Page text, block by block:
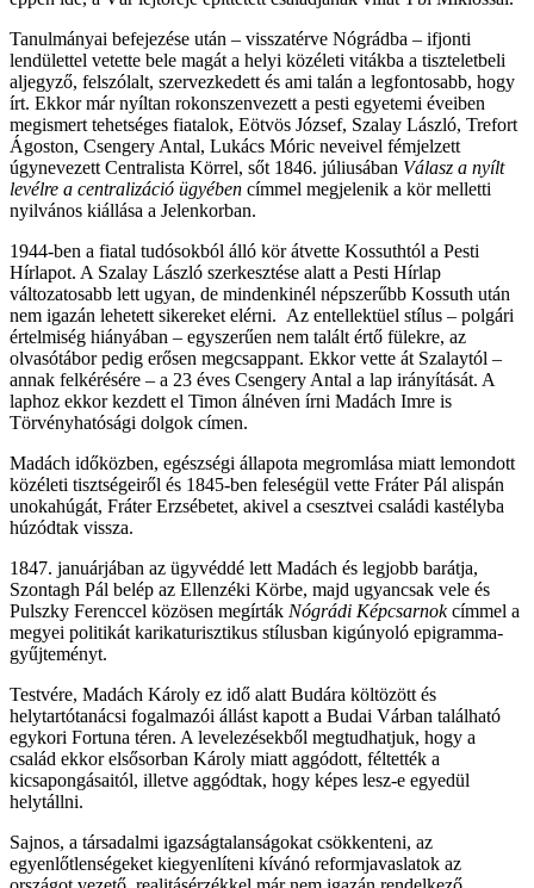
Tanulmányai befejezése után – visszatérve Nógrádba – ifjonti
lendülettel vetette bele magát a helyi közéleti vitákba a tiszteletbeli
aljegyző, felszólalt, szervezkedett és ami talán a legfontosabb, hogy
írt. Ekkor már nyíltan rokonszenvezett a pesti egyetemi éveiben
megismert tehetséges fiatalok, Eötvös József, Szalay László, Trefort
Ágoston, Csengery Antal, Lukács Móric neveivel fémjelzett
úgynevezett Centralista Körrel, sőt 1846. júliusában Válasz a nyílt
levélre a centralizáció ügyében címmel megjelenik a kör melletti
nyilvános kiállása a Jelenkorban.
1944-ben a fiatal tudósokból álló kör átvette Kossuthtól a Pesti
Hírlapot. A Szalay László szerkesztése alatt a Pesti Hírlap
változatosabb lett ugyan, de mindenkinél népszerűbb Kossuth után
nem igazán lehetett sikereket elérni. Az entellektüel stílus – polgári
értelmiség hiányában – egyszerűen nem talált értő fülekre, az
olvasótábor pedig erősen megcsappant. Ekkor vette át Szalaytól –
annak felkérésére – a 23 éves Csengery Antal a lap irányítását. A
laphoz ekkor kezdett el Timon álnéven írni Madách Imre is
Törvényhatósági dolgok címen.
Madách időközben, egészségi állapota megromlása miatt lemondott
közéleti tisztségeiről és 1845-ben feleségül vette Fráter Pál alispán
unokahúgát, Fráter Erzsébetet, akivel a csesztvei családi kastélyba
húzódtak vissza.
1847. januárjában az ügyvéddé lett Madách és legjobb barátja,
Szontagh Pál belép az Ellenzéki Körbe, majd ugyancsak vele és
Pulszky Ferenccel közösen megírták Nógrádi Képcsarnokcímmel a
megyei politikát karikaturisztikus stílusban kigúnyoló epigramma-
gyűjteményt.
Testvére, Madách Károly ez idő alatt Budára költözött és
helytartótanácsi fogalmazói állást kapott a Budai Várban található
egykori Fortuna téren. A levelezésekből megtudhatjuk, hogy a
család ekkor elsősorban Károly miatt aggódott, féltették a
kicsapongásaitól, illetve aggódtak, hogy képes lesz-e egyedül
helytállni.
Sajnos, a társadalmi igazságtalanságokat csökkenteni, az
egyenlőtlenségeket kiegyenlíteni kívánó reformjavaslatok az